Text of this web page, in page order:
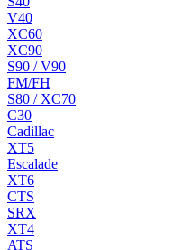
V40
XC60
XC90
S90 / V90
FM/FH
S80 / XC70
C30
Cadillac
XT5
Escalade
XT6
CTS
SRX
XT4
ATS